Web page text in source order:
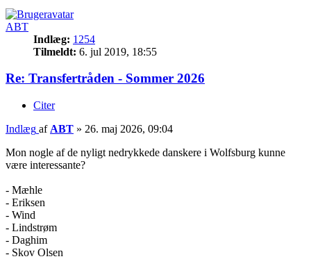
ABT
Indlæg: 1254
Tilmeldt: 6. jul 2019, 18:55
Re: Transfertråden - Sommer 2026
Citer
Indlæg af ABT » 26. maj 2026, 09:04
Mon nogle af de nyligt nedrykkede danskere i Wolfsburg kunne
være interessante?
- Mæhle
- Eriksen
- Wind
- Lindstrøm
- Daghim
- Skov Olsen